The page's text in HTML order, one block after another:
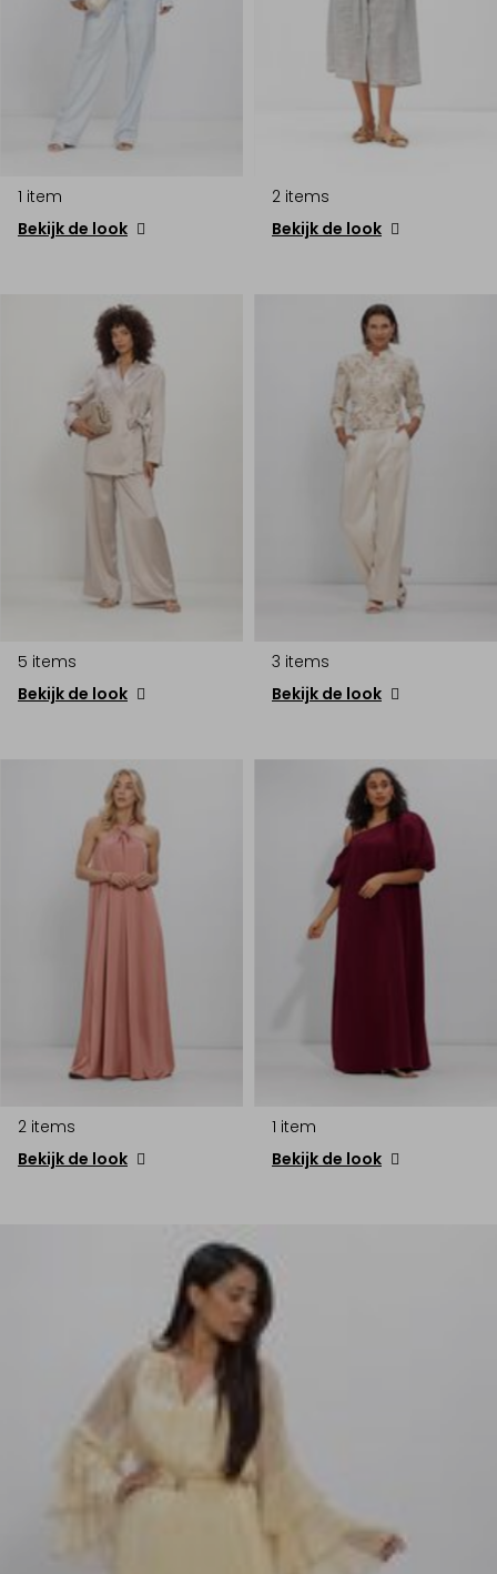
1 item
Bekijk de look
2 items
Bekijk de look
5 items
Bekijk de look
3 items
Bekijk de look
2 items
Bekijk de look
1 item
Bekijk de look